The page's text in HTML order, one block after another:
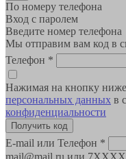
По номеру телефона
Вход с паролем
Введите номер телефона
Мы отправим вам код в
Телефон *
Нажимая на кнопку
персональных данных в
конфиденциальности
E-mail или Телефон *